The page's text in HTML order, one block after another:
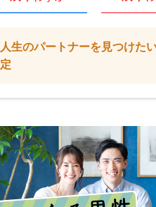
人生のパートナーを見つけた
定